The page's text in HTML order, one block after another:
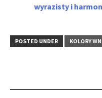
wyrazisty i
POSTED UNDER KOLORY